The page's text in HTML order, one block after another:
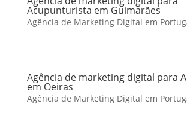
Acupunturista em Guimarães
Agência de Marketing Digital em
Agência de marketing digital para
em Oeiras
Agência de Marketing Digital em